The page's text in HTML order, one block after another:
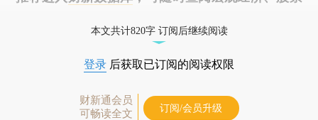
本文共计820字 订阅后继续阅读
登录 后获取已订阅的阅读权限
财新通会员
可畅读全文
订阅/会员升级